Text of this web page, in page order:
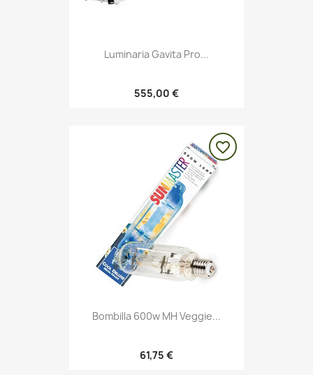
Luminaria Gavita Pro...
555,00 €
Bombilla 600w MH Veggie...
61,75 €
favorite_border